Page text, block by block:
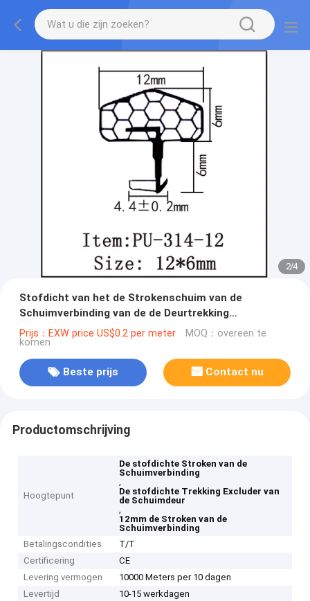
2/4
Stofdicht van het de Strokenschuim van de
Schuimverbinding van de de Deurtrekking
Goedgekeurd Ce van Excluder
Prijs：EXW price US$0.2 per meter MOQ：overeen te
komen
Beste prijs Contact nu
Productomschrijving
Hoogtepunt
De stofdichte Stroken van de
Schuimverbinding
,
De stofdichte Trekking Excluder van
de Schuimdeur
,
12mm de Stroken van de
Schuimverbinding
Betalingscondities
T/T
Certificering
CE
Levering vermogen
10000 Meters per 10 dagen
Levertijd
10-15 werkdagen